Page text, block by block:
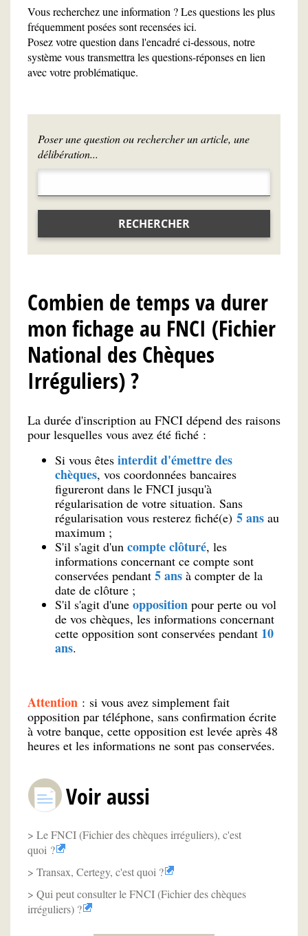
Vous recherchez une information ? Les questions les plus
fréquemment posées sont recensées ici.
Posez votre question dans l'encadré ci-dessous, notre
système vous transmettra les questions-réponses en lien
avec votre problématique.
Poser une question ou rechercher un article, une
délibération...
RECHERCHER
Combien de temps va durer
mon fichage au FNCI (Fichier
National des Chèques
Irréguliers) ?
La durée d'inscription au FNCI dépend des raisons
pour lesquelles vous avez été fiché :
Si vous êtes interdit d'émettre des
chèques, vos coordonnées bancaires
figureront dans le FNCI jusqu'à
régularisation de votre situation. Sans
régularisation vous resterez fiché(e) 5 ans au
maximum ;
S'il s'agit d'un compte clôturé, les
informations concernant ce compte sont
conservées pendant 5 ans à compter de la
date de clôture ;
S'il s'agit d'une opposition pour perte ou vol
de vos chèques, les informations concernant
cette opposition sont conservées pendant 10
ans.
Attention : si vous avez simplement fait
opposition par téléphone, sans confirmation écrite
à votre banque, cette opposition est levée après 48
heures et les informations ne sont pas conservées.
Voir aussi
Le FNCI (Fichier des chèques irréguliers), c'est
quoi ?
Transax, Certegy, c'est quoi ?
Qui peut consulter le FNCI (Fichier des chèques
irréguliers) ?